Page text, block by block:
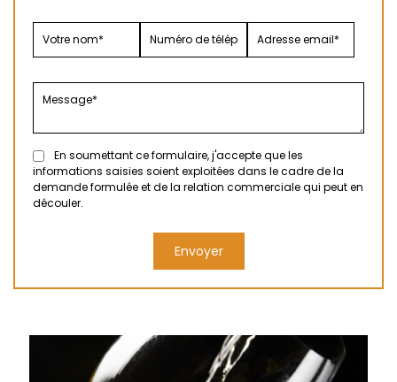
En soumettant ce formulaire, j'accepte que les
informations saisies soient exploitées dans le cadre de la
demande formulée et de la relation commerciale qui peut en
découler.